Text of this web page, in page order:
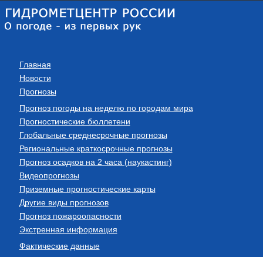
Главная
Новости
Прогнозы
Прогноз погоды на неделю по городам мира
Прогностические бюллетени
Глобальные среднесрочные прогнозы
Региональные краткосрочные прогнозы
Прогноз осадков на 2 часа (наукастинг)
Видеопрогнозы
Приземные прогностические карты
Другие виды прогнозов
Прогноз пожароопасности
Экстренная информация
Фактические данные